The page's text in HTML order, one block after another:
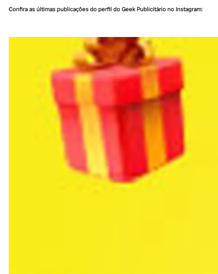
Confira as últimas publicações do perfil do Geek Publicitário no Instagram: